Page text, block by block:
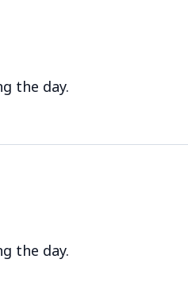
the day.
the day.